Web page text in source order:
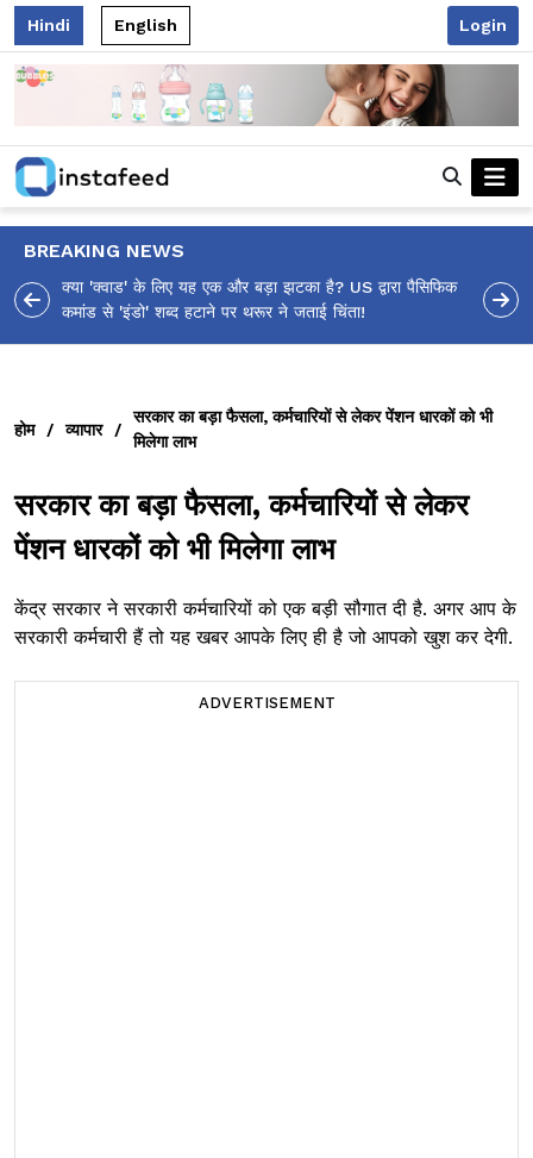
Hindi English Login
BREAKING NEWS
आलिया भट्ट का मज़ेदार 'शर्वरी कहाँ है?' पोस्ट, 'अल्फा' टीज़र पर
उठे सवालों का मज़ाकिया जवाब!
होम / व्यापार /
सरकार का बड़ा फैसला, कर्मचारियों से लेकर पेंशन धारकों को भी
मिलेगा लाभ
सरकार का बड़ा फैसला, कर्मचारियों से लेकर
पेंशन धारकों को भी मिलेगा लाभ
केंद्र सरकार ने सरकारी कर्मचारियों को एक बड़ी सौगात दी है. अगर आप के
सरकारी कर्मचारी हैं तो यह खबर आपके लिए ही है जो आपको खुश कर देगी.
ADVERTISEMENT